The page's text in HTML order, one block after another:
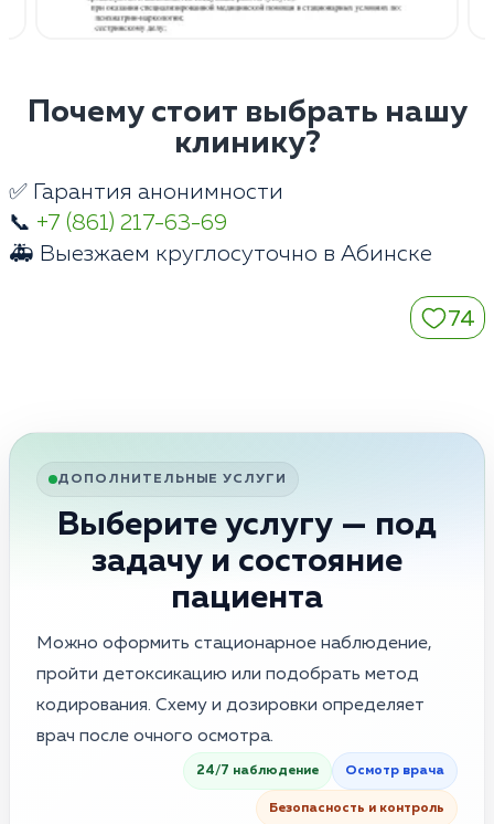
Почему стоит выбрать нашу
клинику?
✅ Гарантия анонимности
📞 +7 (861) 217-63-69
🚑 Выезжаем круглосуточно в Абинске
74
ДОПОЛНИТЕЛЬНЫЕ УСЛУГИ
Выберите услугу — под
задачу и состояние
пациента
Можно оформить стационарное наблюдение,
пройти детоксикацию или подобрать метод
кодирования. Схему и дозировки определяет
врач после очного осмотра.
24/7 наблюдение Осмотр врача
Безопасность и контроль